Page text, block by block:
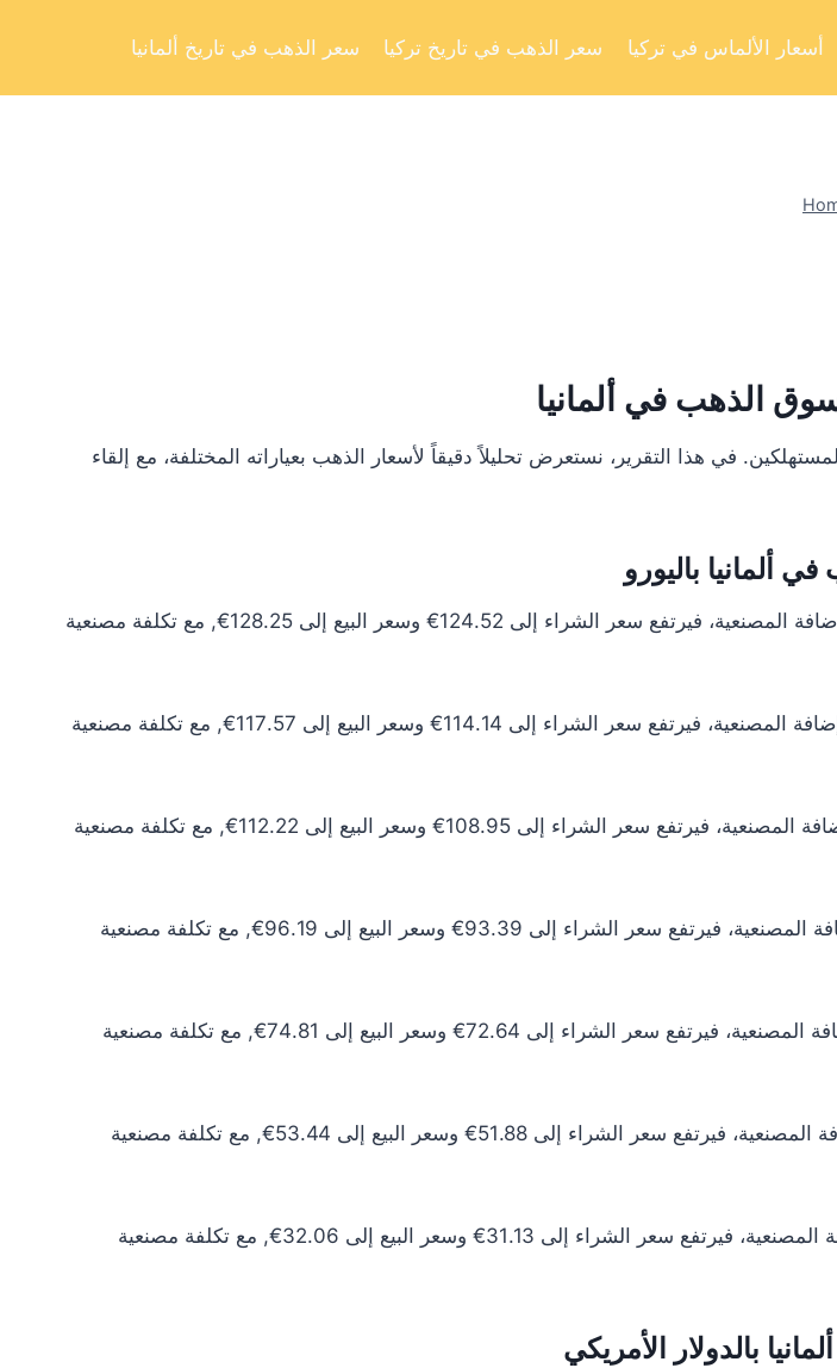
سعر الذهب في تاريخ ألمانيا سعر الذهب في تاريخ تركيا أسعار الألماس في تركيا
الذهب في ألمانيا
في هذا التقرير، نستعرض تحليلاً دقيقاً لأسعار الذهب بعياراته المختلفة، مع إلقاء
ألمانيا باليورو
سعر الذهب عيار 24 اليوم يبلغ 113.20€ للشراء الخام و116.59€ للبيع الخام. أما مع إضافة المصنعية، فيرتفع سعر الشراء إلى 124.52€ وسعر البيع إلى 128.25€, مع تكلفة مصنعية
سعر الذهب عيار 22 اليوم يبلغ 103.77€ للشراء الخام و106.88€ للبيع الخام. أما مع إضافة المصنعية، فيرتفع سعر الشراء إلى 114.14€ وسعر البيع إلى 117.57€, مع تكلفة مصنعية
سعر الذهب عيار 21 اليوم يبلغ 99.05€ للشراء الخام و102.02€ للبيع الخام. أما مع إضافة المصنعية، فيرتفع سعر الشراء إلى 108.95€ وسعر البيع إلى 112.22€, مع تكلفة مصنعية
سعر الذهب عيار 18 اليوم يبلغ 84.90€ للشراء الخام و87.45€ للبيع الخام. أما مع إضافة المصنعية، فيرتفع سعر الشراء إلى 93.39€ وسعر البيع إلى 96.19€, مع تكلفة مصنعية
سعر الذهب عيار 14 اليوم يبلغ 66.03€ للشراء الخام و68.01€ للبيع الخام. أما مع إضافة المصنعية، فيرتفع سعر الشراء إلى 72.64€ وسعر البيع إلى 74.81€, مع تكلفة مصنعية
سعر الذهب عيار 10 اليوم يبلغ 47.17€ للشراء الخام و48.58€ للبيع الخام. أما مع إضافة المصنعية، فيرتفع سعر الشراء إلى 51.88€ وسعر البيع إلى 53.44€, مع تكلفة مصنعية
سعر الذهب عيار 6 اليوم يبلغ 28.30€ للشراء الخام و29.15€ للبيع الخام. أما مع إضافة المصنعية، فيرتفع سعر الشراء إلى 31.13€ وسعر البيع إلى 32.06€, مع تكلفة مصنعية
بالدولار الأمريكي